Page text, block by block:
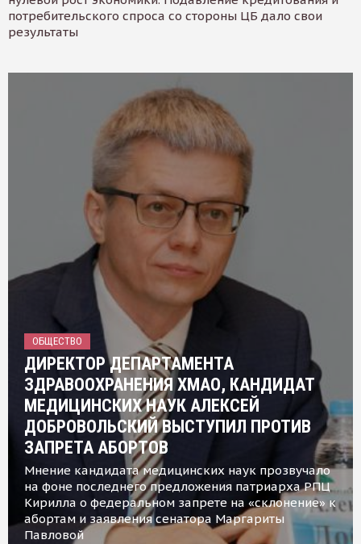
потребительского спроса со стороны ЦБ дало свои
результаты
ОБЩЕСТВО
ДИРЕКТОР ДЕПАРТАМЕНТА
ЗДРАВООХРАНЕНИЯ ХМАО, КАНДИДАТ
МЕДИЦИНСКИХ НАУК АЛЕКСЕЙ
ДОБРОВОЛЬСКИЙ ВЫСТУПИЛ ПРОТИВ
ЗАПРЕТА АБОРТОВ
Мнение кандидата медицинских наук прозвучало
на фоне последнего предложения патриарха РПЦ
Кирилла о федеральном запрете на «склонение» к
абортам и заявления сенатора Маргариты
Павловой